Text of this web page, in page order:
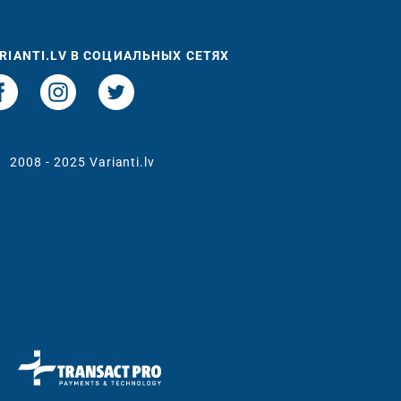
В СОЦИАЛЬНЫХ СЕТЯХ
2008 - 2025 Varianti.lv